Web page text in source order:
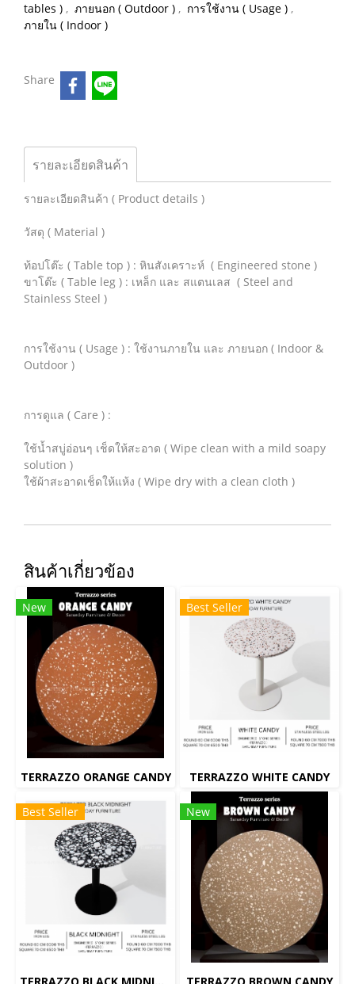
tables ) , ภายนอก ( Outdoor ) , การใช้งาน ( Usage ) ,
ภายใน ( Indoor )
Share
รายละเอียดสินค้า
รายละเอียดสินค้า ( Product details )
วัสดุ ( Material )
ท้อปโต๊ะ ( Table top ) : หินสังเคราะห์ ( Engineered stone )
ขาโต๊ะ ( Table leg ) : เหล็ก และ สแตนเลส ( Steel and
Stainless Steel )
การใช้งาน ( Usage ) : ใช้งานภายใน และ ภายนอก ( Indoor &
Outdoor )
การดูแล ( Care ) :
ใช้น้ำสบู่อ่อนๆ เช็ดให้สะอาด ( Wipe clean with a mild soapy
solution )
ใช้ผ้าสะอาดเช็ดให้แห้ง ( Wipe dry with a clean cloth )
สินค้าเกี่ยวข้อง
New
TERRAZZO ORANGE CANDY
Best Seller
TERRAZZO WHITE CANDY
Best Seller New